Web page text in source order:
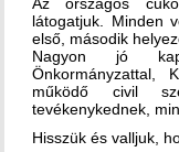
látogatjuk. Minden
első, második
Nagyon jó
Önkormányzattal,
működő civil
tevékenykednek,
Hisszük és valljuk,